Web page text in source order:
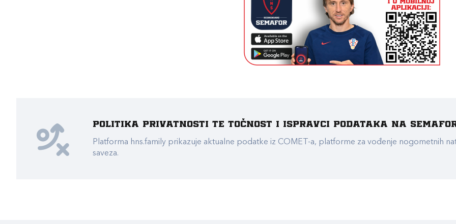
Politika privatnosti te točnost i ispravci podataka na
Platforma hns.family prikazuje aktualne podatke iz COMET-a, platforme za vođenje nogometnih
saveza.